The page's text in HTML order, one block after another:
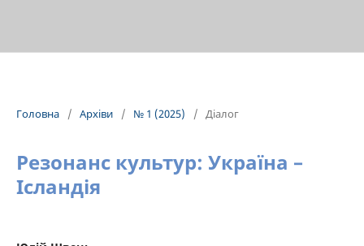
Головна / Архіви / № 1 (2025) / Діалог
Резонанс культур: Україна –
Ісландія